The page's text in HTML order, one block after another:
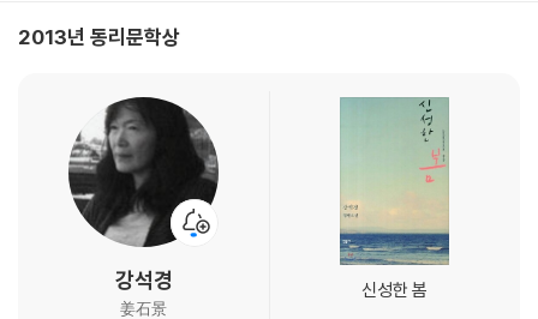
2013년 동리문학상
강석경
姜石景
신성한 봄